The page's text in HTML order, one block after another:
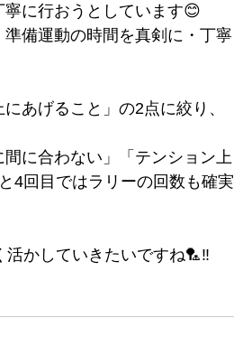
に行おうとしています😊
備運動の時間を真剣に・丁寧
あげること」の2点に絞り、
に合わない」「テンション上
4回目ではラリーの回数も確実
かしていきたいですね🏸‼️